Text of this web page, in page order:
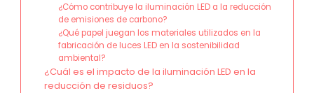
¿Cómo contribuye la iluminación LED a la reducción
de emisiones de carbono?
¿Qué papel juegan los materiales utilizados en la
fabricación de luces LED en la sostenibilidad
ambiental?
¿Cuál es el impacto de la iluminación LED en la
reducción de residuos?